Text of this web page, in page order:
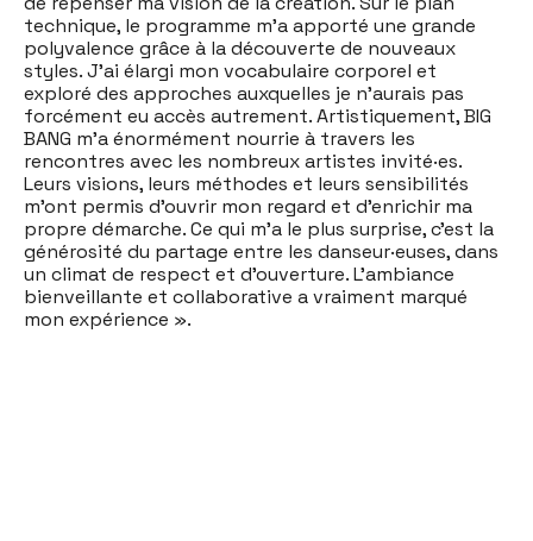
technique, le programme m’a apporté une grande
polyvalence grâce à la découverte de nouveaux
styles. J’ai élargi mon vocabulaire corporel et
exploré des approches auxquelles je n’aurais pas
forcément eu accès autrement. Artistiquement, BIG
BANG m’a énormément nourrie à travers les
rencontres avec les nombreux artistes invité·es.
Leurs visions, leurs méthodes et leurs sensibilités
m’ont permis d’ouvrir mon regard et d’enrichir ma
propre démarche. Ce qui m’a le plus surprise, c’est la
générosité du partage entre les danseur·euses, dans
un climat de respect et d’ouverture. L’ambiance
bienveillante et collaborative a vraiment marqué
mon expérience ».